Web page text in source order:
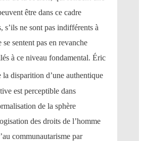
être dans ce cadre
s’ils ne sont pas indifférents à
sentent pas en revanche
à ce niveau fondamental. Éric
la disparition d’une authentique
est perceptible dans
de la sphère
des droits de l’homme
communautarisme par